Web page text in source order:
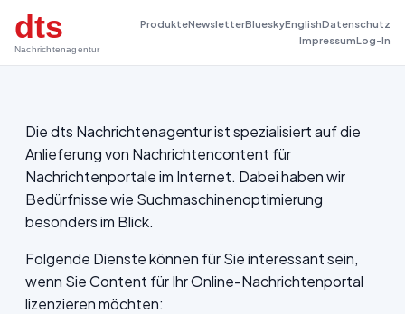
dts
Nachrichtenagentur
ProdukteNewsletterBlueskyEnglishDatenschutz
ImpressumLog-In
Die dts Nachrichtenagentur ist spezialisiert auf die
Anlieferung von Nachrichtencontent für
Nachrichtenportale im Internet. Dabei haben wir
Bedürfnisse wie Suchmaschinenoptimierung
besonders im Blick.
Folgende Dienste können für Sie interessant sein,
wenn Sie Content für Ihr Online-Nachrichtenportal
lizenzieren möchten: